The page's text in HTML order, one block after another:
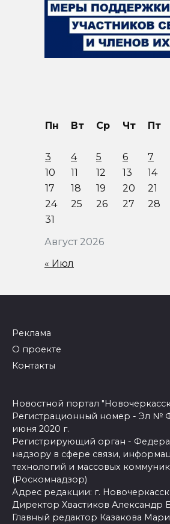
Август 2026
Пн Вт Ср Чт Пт
3
4 5 6 7
10
11 12 13 14
17
18 19 20 21
24
25 26 27 28
31
« Июл
Реклама
О проекте
Контакты
Новостной портал
Регистрационный номер - Эл №
июня 2020 г.
Регистрирующий орган -
надзору в сфере связи,
технологий и массовых
(Роскомнадзор)
Адрес редакции: г.
Директор Хвастиков Александр
Главный редактор Казакова